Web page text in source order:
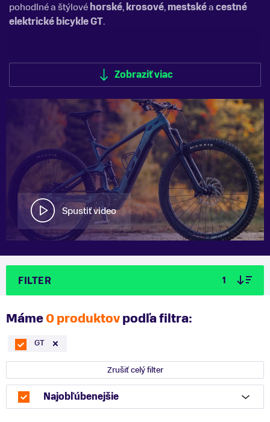
pohodlné a štýlovéhorské,krosové,mestskéacestné
elektrické bicykle GT.
Zobraziť viac
Zobraziť menej
Spustiť video
FILTER 1
Máme0 produktovpodľa filtra:
GT
Zrušiť celý filter
Najobľúbenejšie